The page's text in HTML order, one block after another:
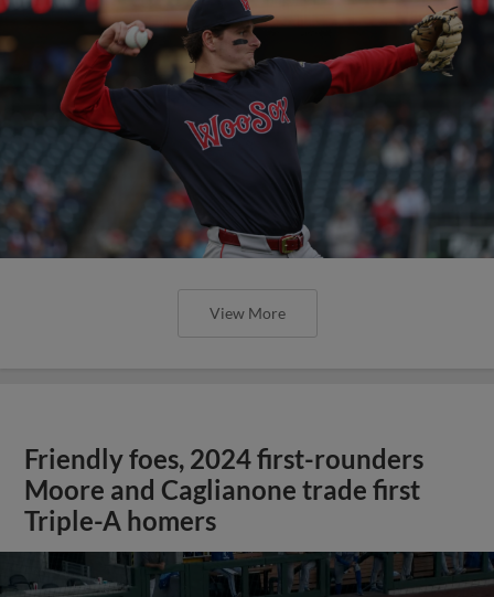
View More
Friendly foes, 2024 first-rounders
Moore and Caglianone trade first
Triple-A homers